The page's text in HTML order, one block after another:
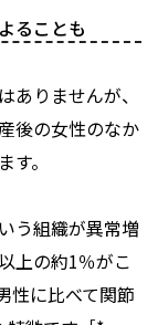
ることも
ありませんが、
後の女性のなか
。
う組織が異常増
上の約1％がこ
性に比べて関節